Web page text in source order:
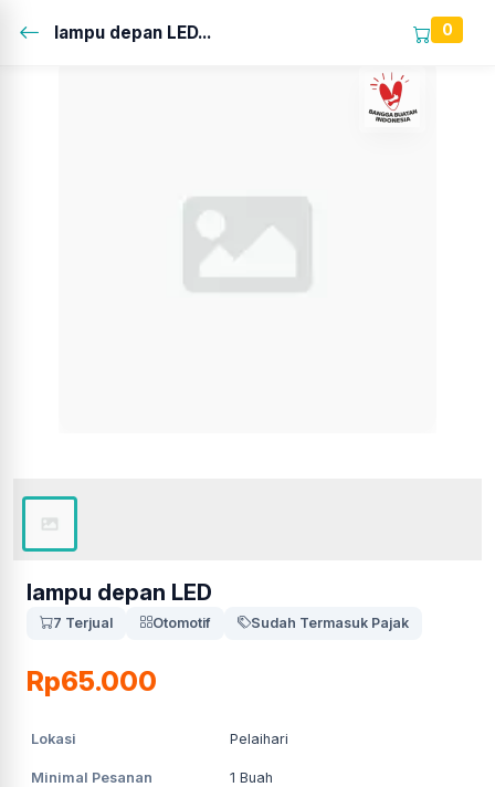
lampu depan LED... 0
lampu depan LED
7 Terjual Otomotif Sudah Termasuk Pajak
Rp65.000
Lokasi Pelaihari
Minimal Pesanan 1 Buah